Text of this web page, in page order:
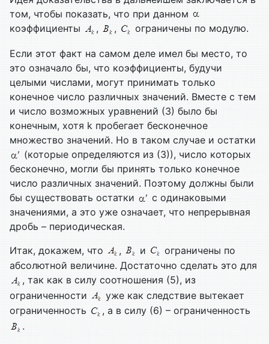
том, чтобы показать, что при данном
коэффициенты
, , ограничены по модулю.
Если этот факт на самом деле имел бы место, то
это означало бы, что коэффициенты, будучи
целыми числами, могут принимать только
конечное число различных значений. Вместе с тем
и число возможных уравнений (3) было бы
конечным, хотя k пробегает бесконечное
множество значений. Но в таком случае и остатки
(которые определяются из (3)), число которых
бесконечно, могли бы принять только конечное
число различных значений. Поэтому должны были
бы существовать остатки
с одинаковыми
значениями, а это уже означает, что непрерывная
дробь – периодическая.
Итак, докажем, что
, и
ограничены по
абсолютной величине. Достаточно сделать это для
, так как в силу соотношения (5), из
ограниченности
уже как следствие вытекает
ограниченность
, а в силу (6) – ограниченность
.